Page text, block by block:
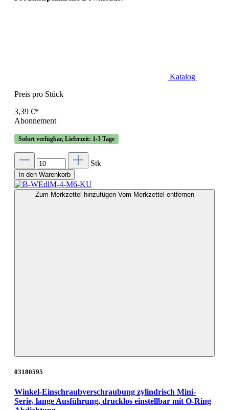
Katalog
Preis pro Stück
3,39 €*
Abonnement
Sofort verfügbar, Lieferzeit: 1-3 Tage
Stk
In den Warenkorb
Zum Merkzettel hinzufügen Vom Merkzettel entfernen
03180595
Winkel-Einschraubverschraubung zylindrisch Mini-
Serie, lange Ausführung, drucklos einstellbar mit O-Ring